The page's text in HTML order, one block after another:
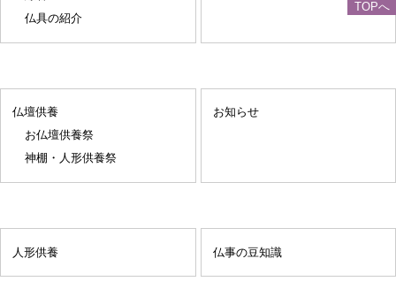
仏具の紹介
仏壇供養
お仏壇供養祭
神棚・人形供養祭
お知らせ
人形供養 仏事の豆知識
TOPへ